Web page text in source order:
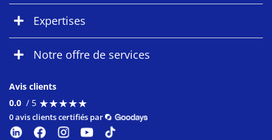
Expertises
Notre offre de services
Avis clients
0.0 / 5 ★★★★★
★★★★★
0 avis clients certifiés par